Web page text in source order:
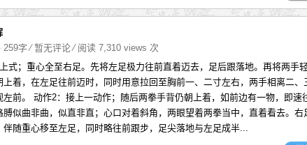
259字⁄暂无评论⁄ 阅读 7,310 views 次
式；重心全至右足。先将左足极力往前直着迈去，足后跟落地。再将两手
上着，在左足往前迈时，同时用意拉回至胸前一、二寸左右，两手相离二、
左前。 动作2：接上一动作；随后两拳手背仍朝上着，如前边有一物，即速
膊似曲非曲，似直非直；心口对着斜角，两眼望着两拳当中，直着看去。右
伴随重心移至左足，同时略往前跟步，足尖落地与左足成半...